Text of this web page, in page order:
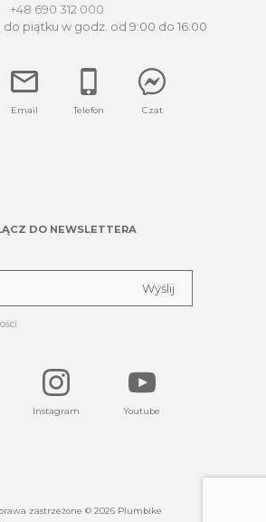
+48 690 312 000
do piątku w godz. od 9:00 do 16:00
Email Telefon Czat
DO NEWSLETTERA
Instagram Youtube
zastrzeżone © 2026 Plumbike